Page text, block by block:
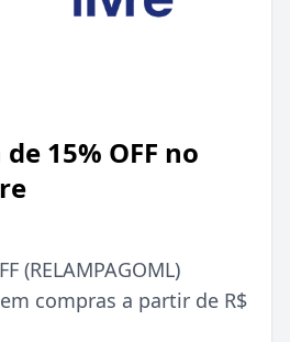
15% OFF no
(RELAMPAGOML)
compras a partir de R$